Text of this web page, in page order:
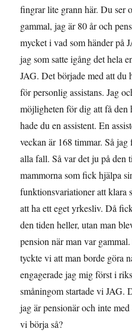
fingrar lite grann här. Du ser
gammal, jag är 80 år och
mycket i vad som händer på
jag som satte igång det hela
JAG. Det började med att du
för personlig assistans. Jag
möjligheten för dig att få den
hade du en assistent. En
veckan är 168 timmar. Så
alla fall. Så var det ju på den
mammorna som fick hjälpa
funktionsvariationer att klara
att ha ett eget yrkesliv. Då
den tiden heller, utan man
pension när man var
tyckte vi att man borde göra
engagerade jag mig först i
småningom startade vi JAG.
jag är pensionär och inte
vi börja så?